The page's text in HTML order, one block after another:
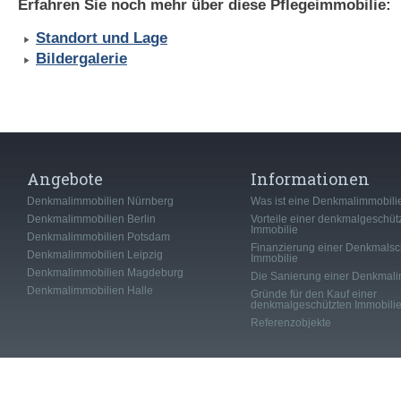
Erfahren Sie noch mehr über diese Pflegeimmobilie:
Standort und Lage
Bildergalerie
Angebote
Denkmalimmobilien Nürnberg
Denkmalimmobilien Berlin
Denkmalimmobilien Potsdam
Denkmalimmobilien Leipzig
Denkmalimmobilien Magdeburg
Denkmalimmobilien Halle
Informationen
Was ist eine
Vorteile einer
Immobilie
Finanzierung einer
Immobilie
Die Sanierung einer
Gründe für den Kauf einer
denkmalgeschützten Immobilie
Referenzobjekte